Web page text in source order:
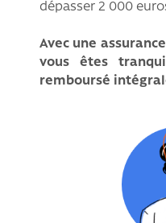
dépasser 2 000
Avec une
vous êtes
remboursé